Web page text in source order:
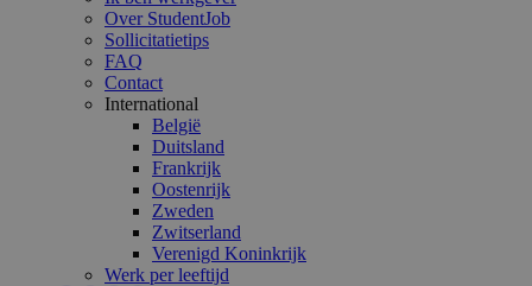
Over StudentJob
Sollicitatietips
FAQ
Contact
International
België
Duitsland
Frankrijk
Oostenrijk
Zweden
Zwitserland
Verenigd Koninkrijk
Werk per leeftijd